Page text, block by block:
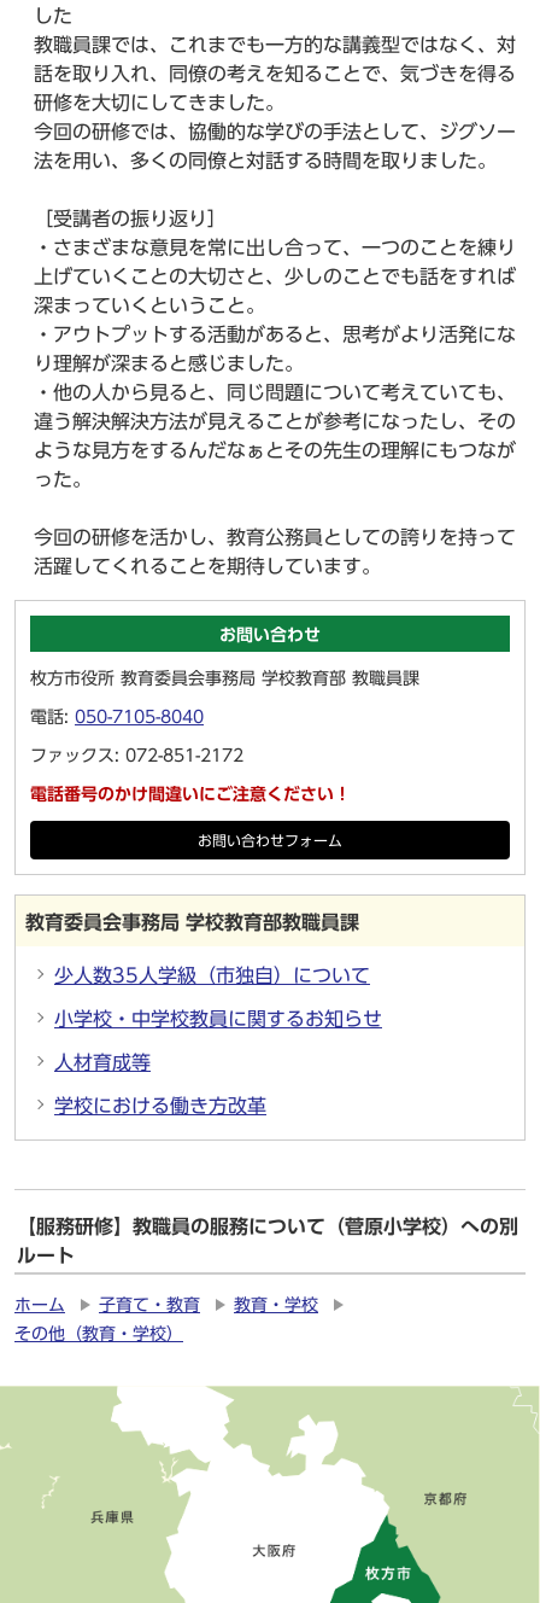
した
教職員課では、これまでも一方的な講義型ではなく、対
話を取り入れ、同僚の考えを知ることで、気づきを得る
研修を大切にしてきました。
今回の研修では、協働的な学びの手法として、ジグソー
法を用い、多くの同僚と対話する時間を取りました。
［受講者の振り返り］
・さまざまな意見を常に出し合って、一つのことを練り
上げていくことの大切さと、少しのことでも話をすれば
深まっていくということ。
・アウトプットする活動があると、思考がより活発にな
り理解が深まると感じました。
・他の人から見ると、同じ問題について考えていても、
違う解決解決方法が見えることが参考になったし、その
ような見方をするんだなぁとその先生の理解にもつなが
った。
今回の研修を活かし、教育公務員としての誇りを持って
活躍してくれることを期待しています。
お問い合わせ
枚方市役所 教育委員会事務局 学校教育部 教職員課
電話: 050-7105-8040
ファックス: 072-851-2172
電話番号のかけ間違いにご注意ください！
お問い合わせフォーム
教育委員会事務局 学校教育部教職員課
少人数35人学級（市独自）について
小学校・中学校教員に関するお知らせ
人材育成等
学校における働き方改革
【服務研修】教職員の服務について（菅原小学校）への別
ルート
ホーム 子育て・教育
教育・学校
その他（教育・学校）